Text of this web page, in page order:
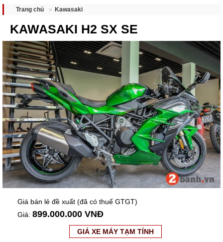
Trang chủ Kawasaki
KAWASAKI H2 SX SE
Giá bán lẻ đề xuất (đã có thuế GTGT)
Giá: 899.000.000 VNĐ
GIÁ XE MÁY TẠM TÍNH